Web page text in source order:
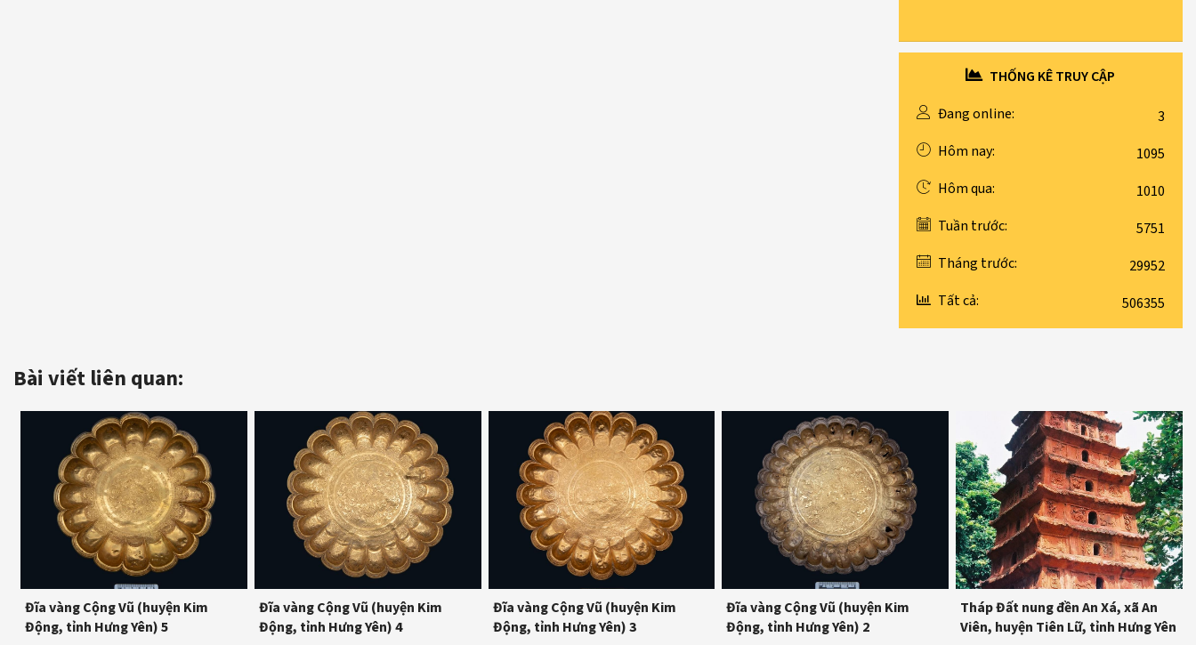
THỐNG KÊ TRUY CẬP
Đang online:
3
Hôm nay:
1095
Hôm qua:
1010
Tuần trước:
5751
Tháng trước:
29952
Tất cả:
506355
Bài viết liên quan:
Đĩa vàng Cộng Vũ (huyện Kim
Động, tỉnh Hưng Yên) 5
Đĩa vàng Cộng Vũ (huyện Kim
Động, tỉnh Hưng Yên) 4
Đĩa vàng Cộng Vũ (huyện Kim
Động, tỉnh Hưng Yên) 3
Đĩa vàng Cộng Vũ (huyện Kim
Động, tỉnh Hưng Yên) 2
Tháp Đất nung đền An Xá, xã An
Viên, huyện Tiên Lữ, tỉnh Hưng Yên